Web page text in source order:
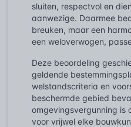
sluiten, respectvol en
aanwezige. Daarmee
breuken, maar een
een weloverwogen,
Deze beoordeling
geldende
welstandscriteria en
beschermde gebied
omgevingsvergunning is
voor vrijwel elke